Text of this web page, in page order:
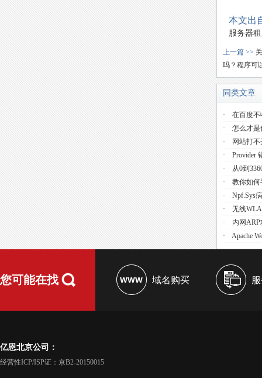
本文出
服务器
上一篇 >>
吗？程序可
同类文章
· 在百度不
· 怎么才是
·
网站打
· Provider
· 从0到
· 教你如何
· Npf.sys
· 无线
· 内网
· Apache
您可能在找 域名购买
亿恩北京公司：
经营性ICP/ISP证：京B2-20150015